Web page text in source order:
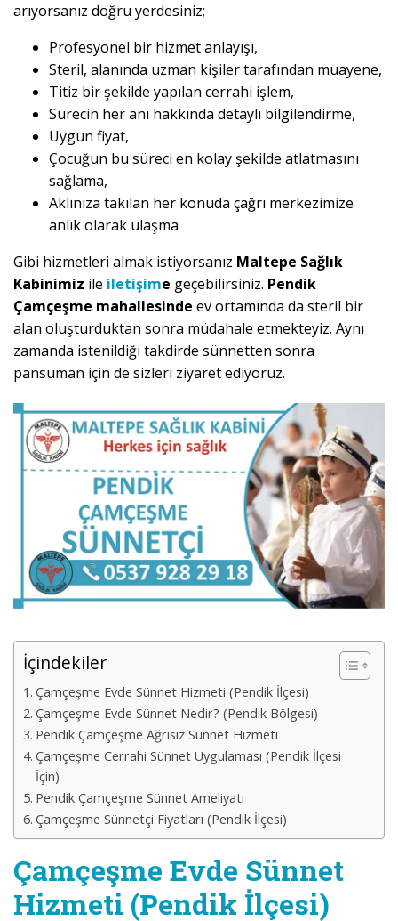
arıyorsanız doğru yerdesiniz;
Profesyonel bir hizmet anlayışı,
Steril, alanında uzman kişiler tarafından muayene,
Titiz bir şekilde yapılan cerrahi işlem,
Sürecin her anı hakkında detaylı bilgilendirme,
Uygun fiyat,
Çocuğun bu süreci en kolay şekilde atlatmasını
sağlama,
Aklınıza takılan her konuda çağrı merkezimize
anlık olarak ulaşma
Gibi hizmetleri almak istiyorsanız Maltepe Sağlık
Kabinimiz ile iletişime geçebilirsiniz. Pendik
Çamçeşme mahallesinde ev ortamında da steril bir
alan oluşturduktan sonra müdahale etmekteyiz. Aynı
zamanda istenildiği takdirde sünnetten sonra
pansuman için de sizleri ziyaret ediyoruz.
İçindekiler
Çamçeşme Evde Sünnet Hizmeti (Pendik İlçesi)
Çamçeşme Evde Sünnet Nedir? (Pendik Bölgesi)
Pendik Çamçeşme Ağrısız Sünnet Hizmeti
Çamçeşme Cerrahi Sünnet Uygulaması (Pendik İlçesi
İçin)
Pendik Çamçeşme Sünnet Ameliyatı
Çamçeşme Sünnetçi Fiyatları (Pendik İlçesi)
Çamçeşme Evde Sünnet
Hizmeti (Pendik İlçesi)